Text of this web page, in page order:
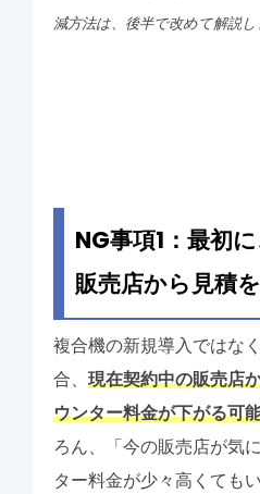
減方法は、後半で改めて解説し
NG事項1：最初
販売店から見積
複合機の新規導入ではな
合、 現在契約中の販売店
ウンター料金が下がる可
ろん、「今の販売店が気
ター料金が少々高くても